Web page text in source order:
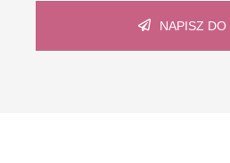
NAPISZ DO